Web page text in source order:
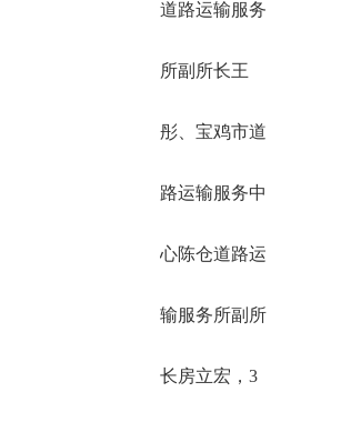
道路运输服务
所副所长王
彤、宝鸡市道
路运输服务中
心陈仓道路运
输服务所副所
长房立宏，3